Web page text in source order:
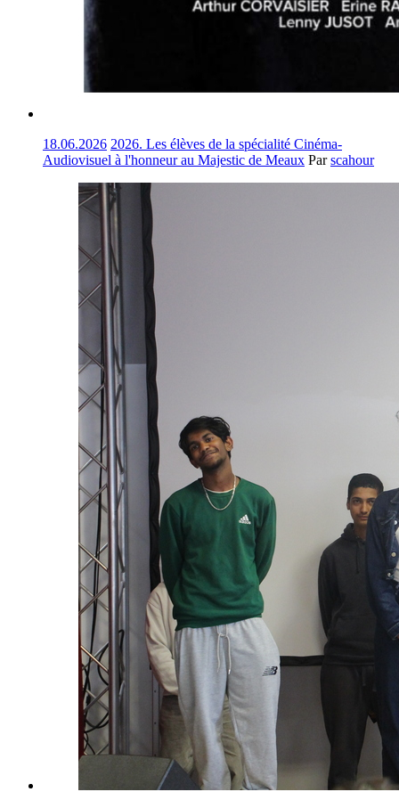
18.06.2026 2026. Les élèves de la spécialité Cinéma-
Audiovisuel à l'honneur au Majestic de Meaux Parscahour